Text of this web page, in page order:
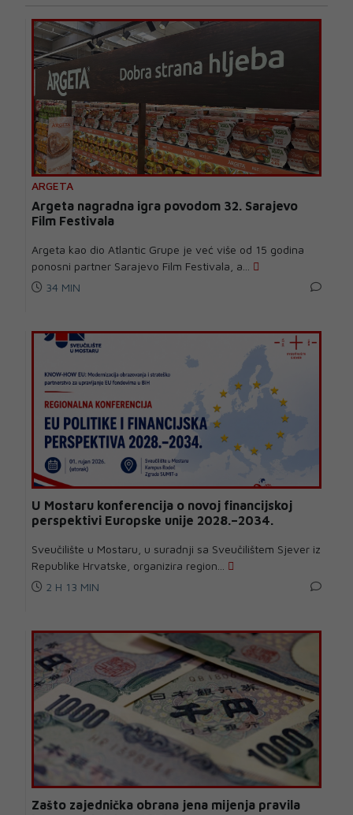
ARGETA
Argeta nagradna igra povodom 32. Sarajevo
Film Festivala
Argeta kao dio Atlantic Grupe je već više od 15 godina
ponosni partner Sarajevo Film Festivala, a...
34 MIN
U Mostaru konferencija o novoj financijskoj
perspektivi Europske unije 2028.–2034.
Sveučilište u Mostaru, u suradnji sa Sveučilištem Sjever iz
Republike Hrvatske, organizira region...
2 H 13 MIN
Zašto zajednička obrana jena mijenja pravila